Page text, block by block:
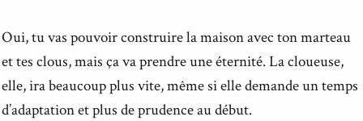
Oui, tu vas pouvoir construire la maison avec ton marteau
et tes clous, mais ça va prendre une éternité. La cloueuse,
elle, ira beaucoup plus vite, même si elle demande un temps
d’adaptation et plus de prudence au début.